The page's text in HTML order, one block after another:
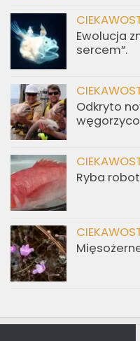
Ewolucja
sercem”.
Odkryto
Ryba